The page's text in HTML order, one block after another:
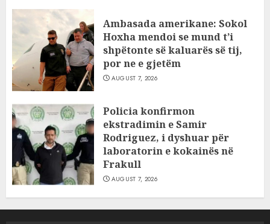
Ambasada amerikane: Sokol
Hoxha mendoi se mund t’i
shpëtonte së kaluarës së tij,
por ne e gjetëm
AUGUST 7, 2026
Policia konfirmon
ekstradimin e Samir
Rodriguez, i dyshuar për
laboratorin e kokainës në
Frakull
AUGUST 7, 2026